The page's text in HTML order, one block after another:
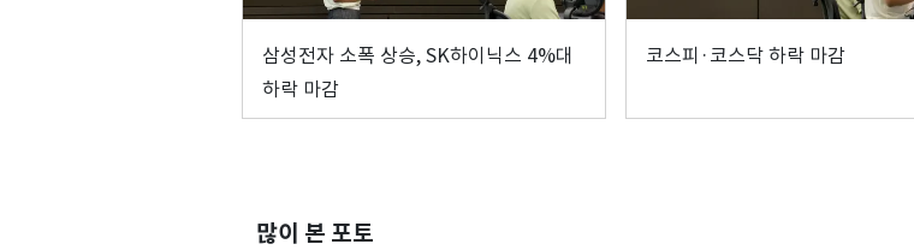
삼성전자 소폭 상승, SK하이닉스 4%대
하락 마감
코스피·코스닥 하락 마감
많이 본 포토